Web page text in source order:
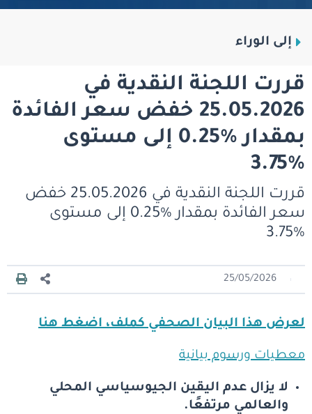
إلى الوراء
قررت اللجنة النقدية في
25.05.2026 خفض سعر الفائدة
بمقدار %0.25 إلى مستوى
%3.75
قررت اللجنة النقدية في 25.05.2026 خفض
سعر الفائدة بمقدار %0.25 إلى مستوى
%3.75
25/05/2026
لعرض هذا البيان الصحفي كملف، اضغط هنا
معطيات ورسوم بيانية
لا يزال عدم اليقين الجيوسياسي المحلي
والعالمي مرتفعًا.